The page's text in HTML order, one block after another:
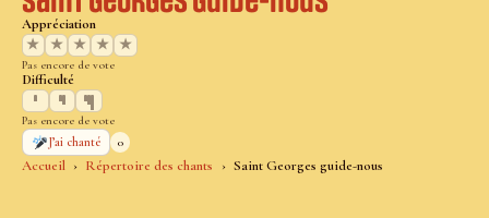
Accueil Répertoire des chants Saint Georges guide-nous
Appréciation
★
★ ★ ★ ★
Pas encore de vote
Difficulté
Pas encore de vote
J’ai chanté
0